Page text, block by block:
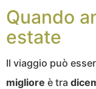
Quando
estate
Il viaggio può
migliore è tra